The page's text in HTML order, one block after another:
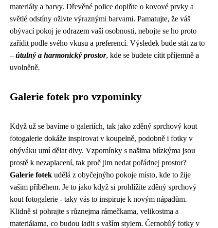
materiály a barvy. Dřevěné police doplňte o kovové prvky a
světlé odstíny oživte výraznými barvami. Pamatujte, že váš
obývací pokoj je odrazem vaší osobnosti, nebojte se ho proto
zařídit podle svého vkusu a preferencí. Výsledek bude stát za to
– útulný a harmonický prostor, kde se budete cítit příjemně a
uvolněně.
Galerie fotek pro vzpomínky
Když už se bavíme o galeriích, tak jako zděný sprchový kout
fotogalerie dokáže inspirovat v koupelně, podobně i fotky v
obýváku umí dělat divy. Vzpomínky s našima blízkýma jsou
prostě k nezaplacení, tak proč jim nedat pořádnej prostor?
Galerie fotek udělá z obyčejnýho pokoje místo, kde to žije
vašim příběhem. Je to jako když si prohlížíte zděný sprchový
kout fotogalerie - taky vás to inspiruje k novým nápadům.
Klidně si pohrajte s různejma rámečkama, velikostma a
materiálama, co budou ladit s vaším stylem. Černobílý fotky v